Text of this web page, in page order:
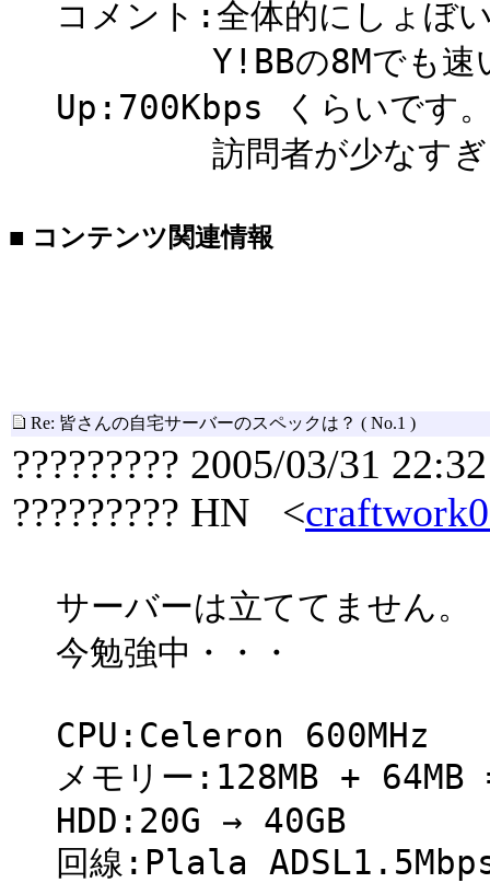
コメント:全体的にしょぼ
Y!BBの8Mでも速い
Up:700Kbps くらいです
訪問者が少なすぎ
■ コンテンツ関連情報
Re: 皆さんの自宅サーバーのスペックは？ ( No.1 )
????????? 2005/03/31 22:32
????????? HN <
サーバーは立ててません。
今勉強中・・・
CPU:Celeron 600MHz
メモリー:128MB + 64MB
HDD:20G → 40GB
回線:Plala